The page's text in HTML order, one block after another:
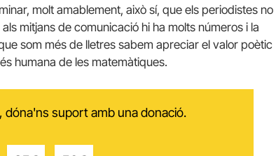
molt amablement, això sí, que els periodistes no
mitjans de comunicació hi ha molts números i la
som més de lletres sabem apreciar el valor poètic
humana de les matemàtiques.
dóna'ns suport amb una donació.